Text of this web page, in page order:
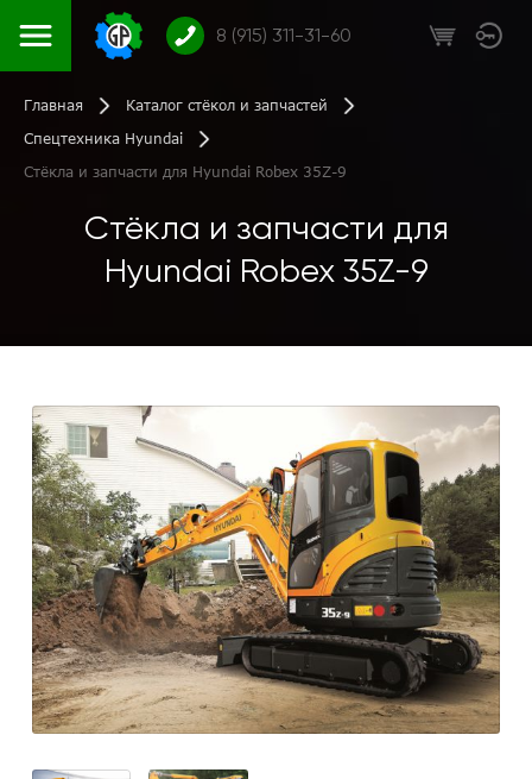
8 (915) 311-31-60
Главная
Каталог стёкол и запчастей
Спецтехника Hyundai
Стёкла и запчасти для Hyundai Robex 35Z-9
Стёкла и запчасти для
Hyundai Robex 35Z-9